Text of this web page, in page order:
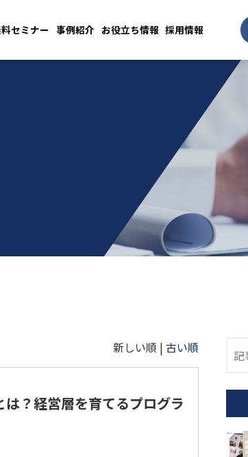
セミナー 事例紹介 お役立ち情報 採用情報
新しい順 | 古い順
？経営層を育てるプログラ